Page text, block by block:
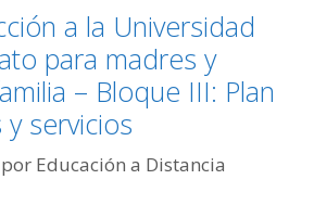
a la Universidad
para madres y
– Bloque III: Plan
servicios
por Educación a Distancia